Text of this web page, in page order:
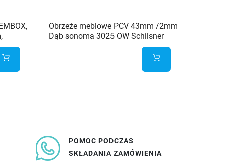
Obrzeże meblowe PCV 43mm /2mm
Dąb sonoma 3025 OW Schilsner
POMOC PODCZAS
SKŁADANIA ZAMÓWIENIA